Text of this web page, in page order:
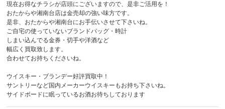
現在お得なチラシが店頭にございますので、是非ご活用を！
おたからや湘南台店は金売却の強い味方です。
是非、おたからや湘南台にお手伝いさせて下さいね。
ご自宅の使っていないブランドバッグ・時計
しまい込んでる金券・切手や洋酒など
幅広く買取致します。
合わせてお持ちくださいね。
ウイスキー・ブランデー好評買取中！
サントリーなど国内メーカーウイスキーもお持ち下さいね。
サイドボードに眠っているお酒お待ちしております